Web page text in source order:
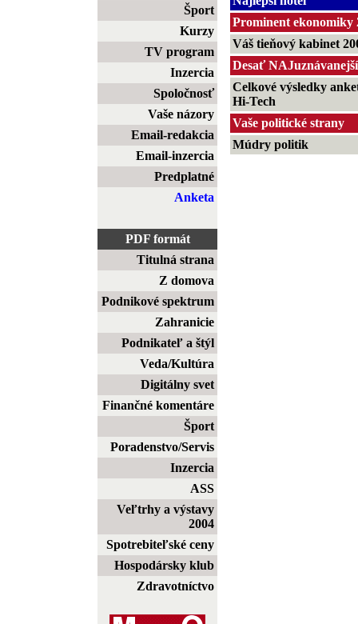
Šport
Kurzy
TV program
Inzercia
Spoločnosť
Vaše názory
Email-redakcia
Email-inzercia
Predplatné
Anketa
PDF formát
Titulná strana
Z domova
Podnikové spektrum
Zahranicie
Podnikateľ a štýl
Veda/Kultúra
Digitálny svet
Finančné komentáre
Šport
Poradenstvo/Servis
Inzercia
ASS
Veľtrhy a výstavy
2004
Spotrebiteľské ceny
Hospodársky klub
Zdravotníctvo
Prominent ekonomiky
Váš tieňový kabinet
Desať
Celkové výsledky
Hi-Tech
Vaše politické strany
Múdry politik